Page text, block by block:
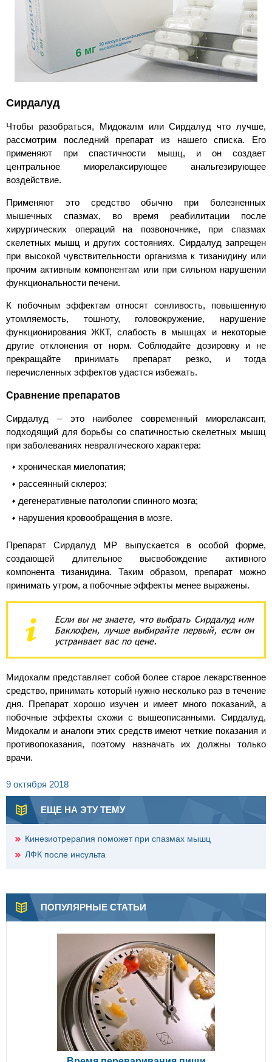
Сирдалуд
Чтобы разобраться, Мидокалм или Сирдалуд что лучше,
рассмотрим последний препарат из нашего списка. Его
применяют при спастичности мышц, и он создает
центральное миорелаксирующее анальгезирующее
воздействие.
Применяют это средство обычно при болезненных
мышечных спазмах, во время реабилитации после
хирургических операций на позвоночнике, при спазмах
скелетных мышц и других состояниях. Сирдалуд запрещен
при высокой чувствительности организма к тизанидину или
прочим активным компонентам или при сильном нарушении
функциональности печени.
К побочным эффектам относят сонливость, повышенную
утомляемость, тошноту, головокружение, нарушение
функционирования ЖКТ, слабость в мышцах и некоторые
другие отклонения от норм. Соблюдайте дозировку и не
прекращайте принимать препарат резко, и тогда
перечисленных эффектов удастся избежать.
Сравнение препаратов
Сирдалуд – это наиболее современный миорелаксант,
подходящий для борьбы со спатичностью скелетных мышц
при заболеваниях невралгического характера:
хроническая миелопатия;
рассеянный склероз;
дегенеративные патологии спинного мозга;
нарушения кровообращения в мозге.
Препарат Сирдалуд МР выпускается в особой форме,
создающей длительное высвобождение активного
компонента тизанидина. Таким образом, препарат можно
принимать утром, а побочные эффекты менее выражены.
Если вы не знаете, что выбрать Сирдалуд или
Баклофен, лучше выбирайте первый, если он
устраивает вас по цене.
Мидокалм представляет собой более старое лекарственное
средство, принимать который нужно несколько раз в течение
дня. Препарат хорошо изучен и имеет много показаний, а
побочные эффекты схожи с вышеописанными. Сирдалуд,
Мидокалм и аналоги этих средств имеют четкие показания и
противопоказания, поэтому назначать их должны только
врачи.
9 октября 2018
ЕЩЕ НА ЭТУ ТЕМУ
Кинезиотрерапия поможет при спазмах мышц
ЛФК после инсульта
ПОПУЛЯРНЫЕ СТАТЬИ